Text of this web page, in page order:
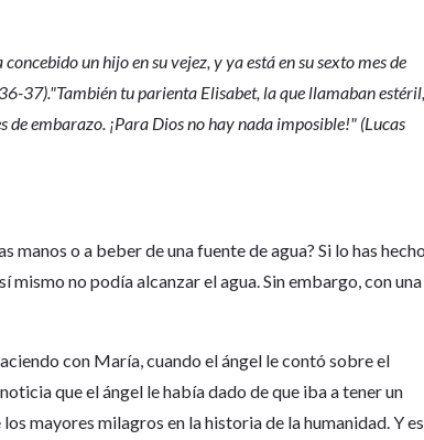
un hijo en su vejez, y ya está en su sexto mes de
37)."También tu parienta Elisabet, la que llamaban estéril,
de embarazo. ¡Para Dios no hay nada imposible!" (Lucas
manos o a beber de una fuente de agua? Si lo has
no podía alcanzar el agua. Sin embargo, con una
con María, cuando el ángel le contó sobre el
que el ángel le había dado de que iba a tener un
mayores milagros en la historia de la humanidad. Y es